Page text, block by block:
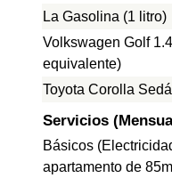
La Gasolina (1 litro)
Volkswagen Golf
equivalente)
Toyota Corolla
Servicios
Básicos
apartamento de